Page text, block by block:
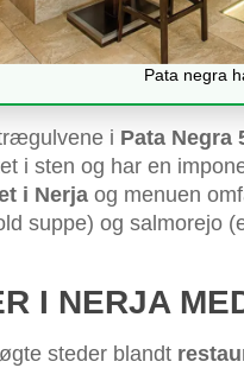
Pata negra
i Pata Negra
i sten og har en
i Nerja og menuen
suppe) og salmorejo
I NERJA
steder blandt